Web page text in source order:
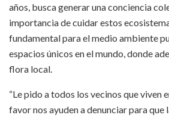
años, busca generar una conciencia
importancia de cuidar estos
fundamental para el medio ambiente
espacios únicos en el mundo, donde
flora local.
“Le pido a todos los vecinos que viven
favor nos ayuden a denunciar para que